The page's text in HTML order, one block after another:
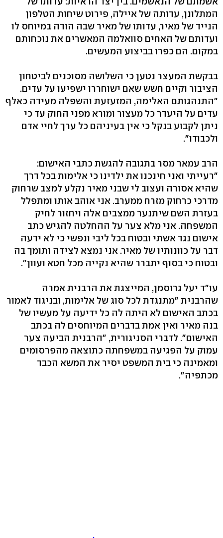
המתלונן, עדותה של איילה, פירוט שיחות הטלפון
הנייד של מאיר, עדותו של מאיר שבה הודה במיוחס לו
ועדותם של האחים סוואלמה המאשרים את נוכחותם
במקום. הם כפרו בביצוע המעשים.
בבקשת המעצר נטען כי השלושה מסוכנים לביטחון
הציבור וקיים חשש שאם ישוחררו ישפיעו על עדים.
"התנהגותם האלימה, המזעזעת והשפלה מעידה כאלף
עדים על היעדר כל מעצור ומורא מפני החוק עד כי
ניתן לקבוע בנקל כי אין בעיניהם כל ערך לחיי אדם
ולכבודו".
הרב עמאר מסר בתגובה להגשת כתבי האישום:
"רעייתי ואני חינכנו את ילדינו כי אלימות בכל דרך
שהיא אסורה ועצוב לי שבני מאיר נקלע למצב שרחוק
מדרכי כרחוק מזרח ממערב. אני אוהב אותו ומתפלל
בעזרת השם שיתנער ממצבים אלה ויחזור לחיק
המשפחה. אני מלא צער על ההחלטה להגיש כתב
אישום נגד אשתי ובטוח בכל ליבי ונפשי כי לא ידעה
דבר על כוונותיו של מאיר. אני נמצא לצידה ותומך בה
ובטוח כי בסוף יתברר שהיא נקייה מכל חטא ועוון".
עו"ד יעל גרוסמן, המייצגת את הרבנית אמרה
שהרבנית "מתנגדת לכל סוג של אלימות, ובניגוד לאמור
בכתב האישום לא היתה לה כל ידיעה על מעשיו של
בנה מאיר ואין אמת בדברים המיוחסים לה בכתב
האישום". לדברי הסניגורית, "הרבנית הביעה צער
עמוק על הפגיעה במשפחתה כתוצאה מהפרסומים
ומאמינה כי בית המשפט יסיר את המשא הכבד
מכתפיה".